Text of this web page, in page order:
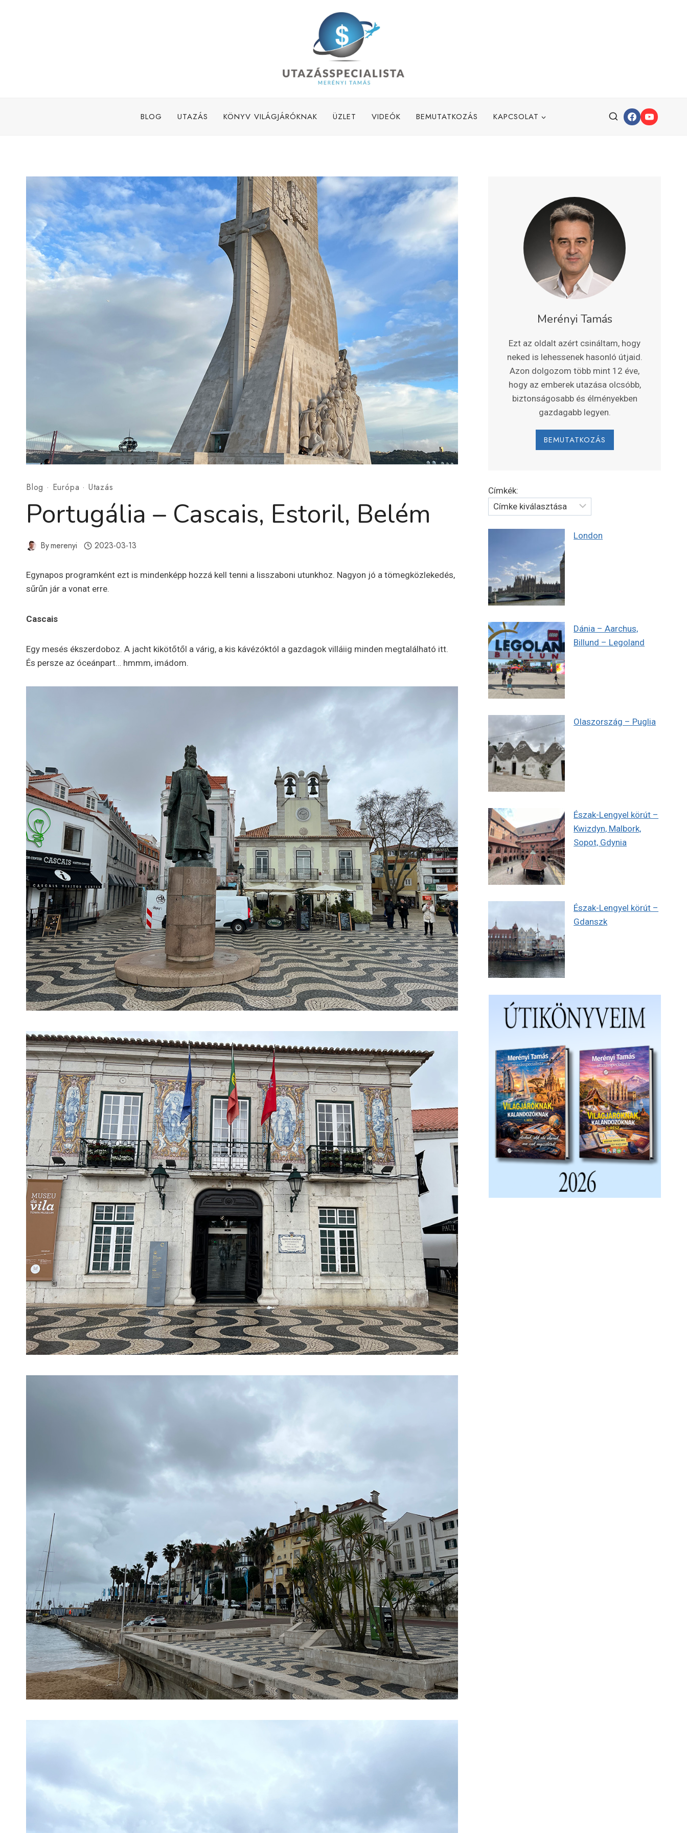
BLOG UTAZÁS KÖNYV VILÁGJÁRÓKNAK ÜZLET VIDEÓK BEMUTATKOZÁS KAPCSOLAT
Blog · Európa · Utazás
Portugália – Cascais, Estoril, Belém
Bymerenyi 2023-03-13
Egynapos programként ezt is mindenképp hozzá kell tenni a lisszaboni utunkhoz. Nagyon jó a tömegközlekedés,
sűrűn jár a vonat erre.
Cascais
Egy mesés ékszerdoboz. A jacht kikötőtől a várig, a kis kávézóktól a gazdagok villáiig minden megtalálható itt.
És persze az óceánpart… hmmm, imádom.
Merényi Tamás
Ezt az oldalt azért csináltam, hogy
neked is lehessenek hasonló útjaid.
Azon dolgozom több mint 12 éve,
hogy az emberek utazása olcsóbb,
biztonságosabb és élményekben
gazdagabb legyen.
BEMUTATKOZÁS
Címkék:
London
Dánia – Aarchus,
Billund – Legoland
Olaszország – Puglia
Észak-Lengyel körút –
Kwizdyn, Malbork,
Sopot, Gdynia
Észak-Lengyel körút –
Gdanszk